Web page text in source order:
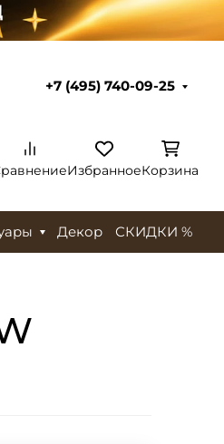
+7 (495) 740-09-25
ИзбранноеКорзина
Декор СКИДКИ %